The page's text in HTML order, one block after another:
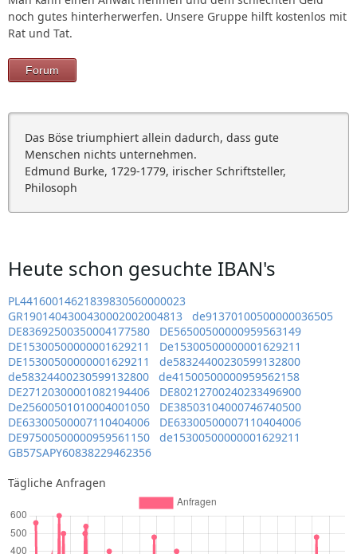
noch gutes hinterherwerfen. Unsere Gruppe hilft kostenlos mit
Rat und Tat.
Forum
Das Böse triumphiert allein dadurch, dass gute
Menschen nichts unternehmen.
Edmund Burke, 1729-1779, irischer Schriftsteller,
Philosoph
Heute schon gesuchte IBAN's
PL44160014621839830560000023
GR1901404300430002002004813
de91370100500000036505
DE83692500350004177580
DE56500500000959563149
DE15300500000001629211
De15300500000001629211
DE15300500000001629211
de58324400230599132800
de58324400230599132800
de41500500000959562158
DE27120300001082194406
DE80212700240233496900
De25600501010004001050
DE38503104000746740500
DE63300500007110404006
DE63300500007110404006
DE97500500000959561150
de15300500000001629211
GB57SAPY60838229462356
Tägliche Anfragen